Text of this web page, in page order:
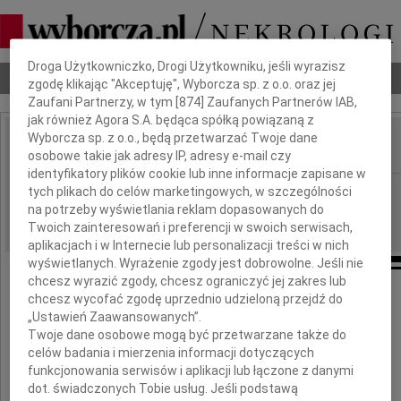
Nekrologi Odeszli Poradnik pogrzebowy
IMIĘ I NAZWISKO:
REGION: Białystok
DATA EMISJI: 15.10.2010
Małgorzacie Chudoń
wyrazy najgłębszego współczucia
Dbamy o Twoją prywatność
Droga Użytkowniczko, Drogi Użytkowniku, jeśli wyrazisz
zgodę klikając "Akceptuję", Wyborcza sp. z o.o. oraz jej
Zaufani Partnerzy, w tym [874 ] Zaufanych Partnerów IAB,
jak również Agora S.A. będąca spółką powiązaną z
Wyborcza sp. z o.o., będą przetwarzać Twoje dane
osobowe takie jak adresy IP, adresy e-mail czy
identyfikatory plików cookie lub inne informacje zapisane w
tych plikach do celów marketingowych, w szczególności
na potrzeby wyświetlania reklam dopasowanych do
Twoich zainteresowań i preferencji w swoich serwisach,
aplikacjach i w Internecie lub personalizacji treści w nich
wyświetlanych. Wyrażenie zgody jest dobrowolne. Jeśli nie
chcesz wyrazić zgody, chcesz ograniczyć jej zakres lub
chcesz wycofać zgodę uprzednio udzieloną przejdź do
„Ustawień Zaawansowanych”.
Twoje dane osobowe mogą być przetwarzane także do
celów badania i mierzenia informacji dotyczących
funkcjonowania serwisów i aplikacji lub łączone z danymi
dot. świadczonych Tobie usług. Jeśli podstawą